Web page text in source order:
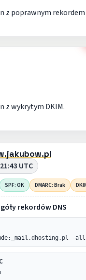
z poprawnym rekordem
z wykrytym DKIM.
UTC
SPF: OK DMARC: Brak
rekordów DNS
-all